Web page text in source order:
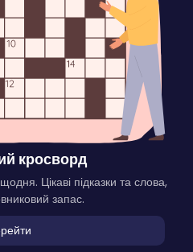
кросворд
Цікаві підказки та слова,
запас.